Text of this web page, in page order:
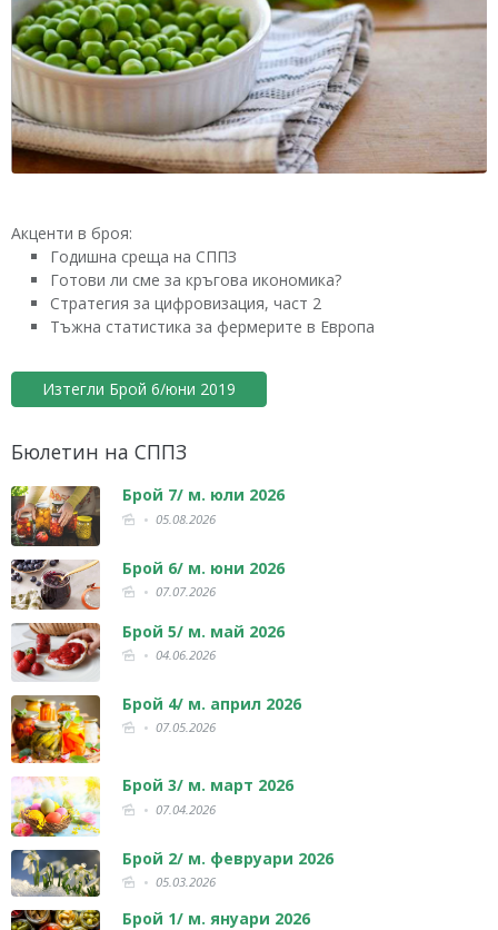
Акценти в броя:
Годишна среща на СППЗ
Готови ли сме за кръгова икономика?
Стратегия за цифровизация, част 2
Тъжна статистика за фермерите в Европа
Изтегли Брой 6/юни 2019
Бюлетин на СППЗ
Брой 7/ м. юли 2026
05.08.2026
Брой 6/ м. юни 2026
07.07.2026
Брой 5/ м. май 2026
04.06.2026
Брой 4/ м. април 2026
07.05.2026
Брой 3/ м. март 2026
07.04.2026
Брой 2/ м. февруари 2026
05.03.2026
Брой 1/ м. януари 2026